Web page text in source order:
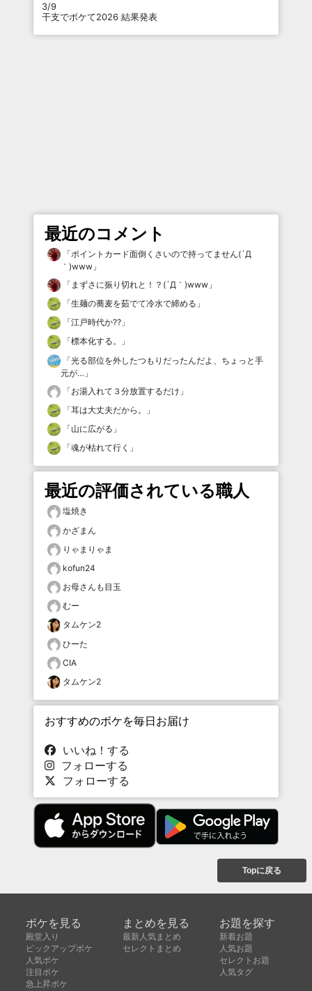
3/9
干支でボケて2026 結果発表
最近のコメント
「ポイントカード面倒くさいので持ってません(´Д
｀)www 」
「 まずさに振り切れと！？(´Д｀)www 」
「生麺の蕎麦を茹でて冷水で締める 」
「江戸時代か⁇ 」
「標本化する。
」
「光る部位を外したつもりだったんだよ、ちょっと手
元が… 」
「お湯入れて３分放置するだけ 」
「耳は大丈夫だから。
」
「山に広がる 」
「魂が枯れて行く 」
最近の評価されている職人
塩焼き
かざまん
りゃまりゃま
kofun24
お母さんも目玉
むー
タムケン2
ひーた
CIA
タムケン2
おすすめのボケを毎日お届け
いいね！する
フォローする
フォローする
Topに戻る
ボケを見る
殿堂入り
ピックアップボケ
人気ボケ
注目ボケ
急上昇ボケ
まとめを見る
最新人気まとめ
セレクトまとめ
お題を探す
新着お題
人気お題
セレクトお題
人気タグ